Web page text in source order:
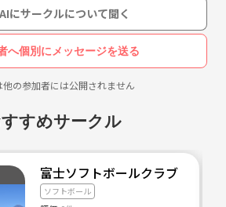
にサークルについて聞く
へ個別にメッセージを送る
の参加者には公開されません
すめサークル
富士ソフトボールクラブ エン
ソフトボール